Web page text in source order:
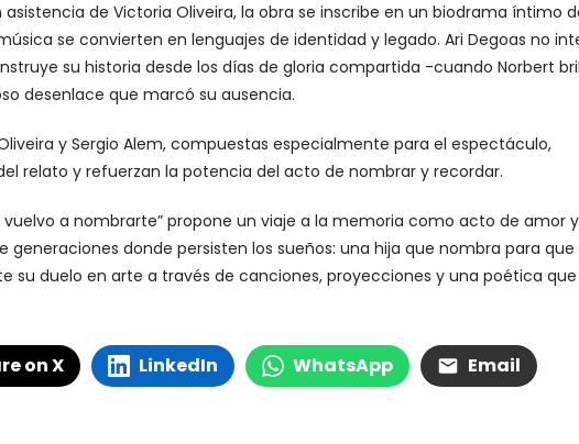
asistencia de Victoria Oliveira, la obra se inscribe en un biodrama íntimo
se convierten en lenguajes de identidad y legado. Ari Degoas no
su historia desde los días de gloria compartida -cuando Norbert
desenlace que marcó su ausencia.
y Sergio Alem, compuestas especialmente para el espectáculo,
relato y refuerzan la potencia del acto de nombrar y recordar.
vuelvo a nombrarte” propone un viaje a la memoria como acto de amor y
generaciones donde persisten los sueños: una hija que nombra para que
su duelo en arte a través de canciones, proyecciones y una poética
on X LinkedIn WhatsApp Email